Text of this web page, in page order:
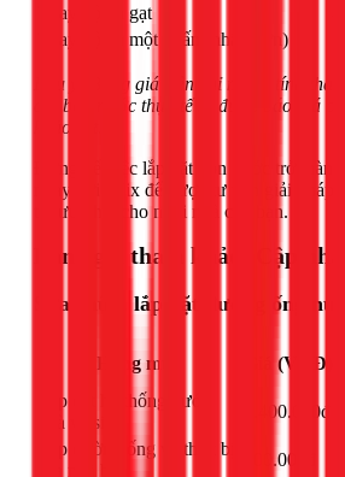
Thay bộ xả gạt
Thay bộ xả một nhấn (nhấn đơn)
Lưu ý: Bảng giá trên chỉ mang tính
đặt bồn nước thực tế sẽ được báo giá
khảo sát.
Đừng để việc lắp đặt bồn nước trở
ngay với 1Fix để được tư vấn giải pháp
tối ưu nhất cho ngôi nhà của bạn.
Bảng giá tham khảo (Cập
Sửa chữa, lắp đặt đường ống
Hạng mục Giá (VNĐ)
Lắp đặt hệ thống nước
nhà vệ sinh
1.400.000đ
Lắp đường ống và thiết bị
200.000đ